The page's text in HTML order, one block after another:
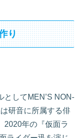
り
としてMEN’S NON-
研音に所属する俳
2020年の『仮面ラ